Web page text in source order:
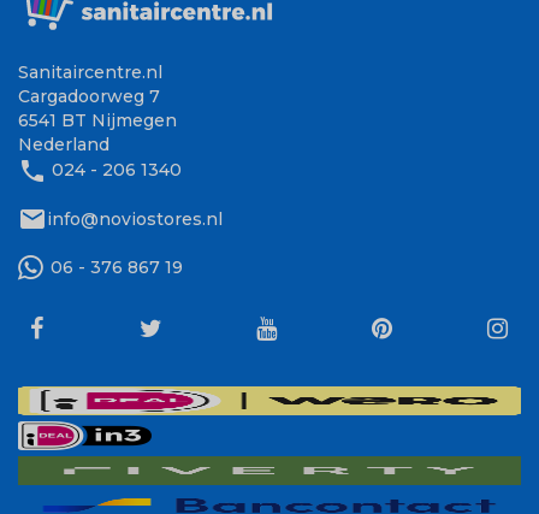
Sanitaircentre.nl
Cargadoorweg 7
6541 BT Nijmegen
Nederland
phone 024 - 206 1340
mailinfo@noviostores.nl
06 - 376 867 19